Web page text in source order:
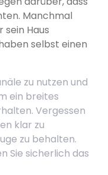
Manchmal
sein Haus
selbst einen
zu nutzen und
ein breites
Vergessen
klar zu
zu behalten.
Sie sicherlich das